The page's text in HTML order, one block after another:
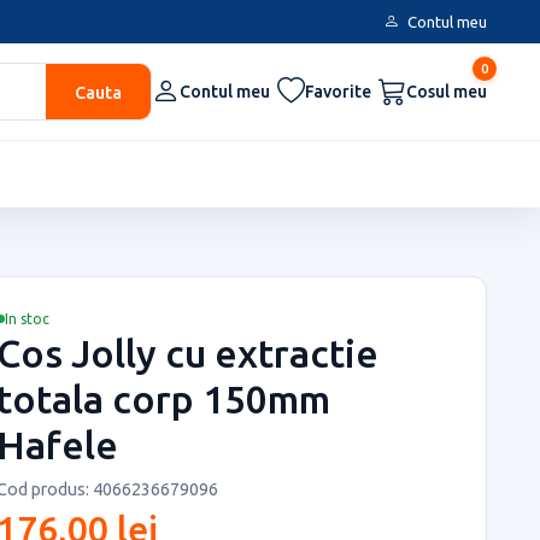
Contul meu
Cauta Contul meu Favorite
0
Cosul meu
In stoc
Jolly cu extractie
corp 150mm
produs: 4066236679096
lei